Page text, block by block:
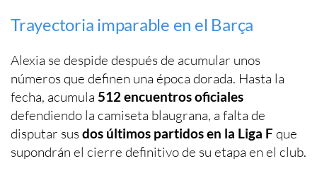
Trayectoria imparable en el Barça
Alexia se despide después de acumular unos
números que definen una época dorada. Hasta la
fecha, acumula 512 encuentros oficiales
defendiendo la camiseta blaugrana, a falta de
disputar sus dos últimos partidos en la Liga F que
supondrán el cierre definitivo de su etapa en el club.